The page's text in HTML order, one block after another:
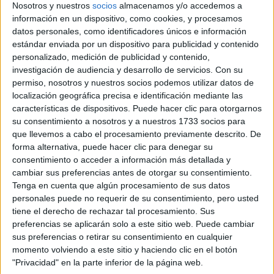
Nosotros y nuestros socios almacenamos y/o accedemos a
información en un dispositivo, como cookies, y procesamos
datos personales, como identificadores únicos e información
estándar enviada por un dispositivo para publicidad y contenido
personalizado, medición de publicidad y contenido,
investigación de audiencia y desarrollo de servicios. Con su
permiso, nosotros y nuestros socios podemos utilizar datos de
localización geográfica precisa e identificación mediante las
características de dispositivos. Puede hacer clic para otorgarnos
su consentimiento a nosotros y a nuestros 1733 socios para
que llevemos a cabo el procesamiento previamente descrito. De
forma alternativa, puede hacer clic para denegar su
consentimiento o acceder a información más detallada y
cambiar sus preferencias antes de otorgar su consentimiento.
Tenga en cuenta que algún procesamiento de sus datos
personales puede no requerir de su consentimiento, pero usted
tiene el derecho de rechazar tal procesamiento. Sus
preferencias se aplicarán solo a este sitio web. Puede cambiar
sus preferencias o retirar su consentimiento en cualquier
momento volviendo a este sitio y haciendo clic en el botón
"Privacidad" en la parte inferior de la página web.
Comunidad:
Navarra
Año del examen:
2013
Mes de examen:
Junio
Asignatura:
Matemáticas Aplicadas a la Ciencias Sociales
Fichero Examen:
examen-selectividad-matematicas-aplicadas-ciencias-sociales-
navarra-2013-junio.pdf